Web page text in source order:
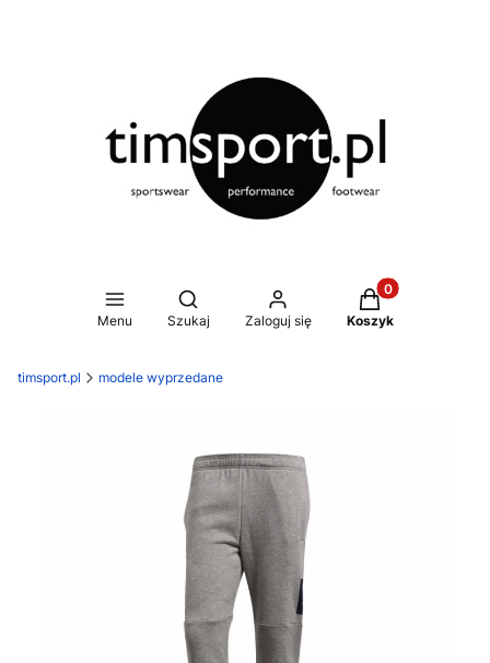
Menu
Otwórz wyszukiwarkę
Szukaj Zaloguj się
Produkty w
Koszyk
timsport.pl modele wyprzedane